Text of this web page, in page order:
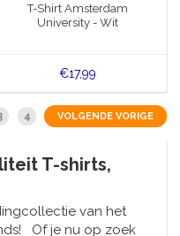
T-Shirt Amsterdam
University - Wit
€17,99
4 VOLGENDE VORIGE
T-shirts,
van het
Of je nu op zoek